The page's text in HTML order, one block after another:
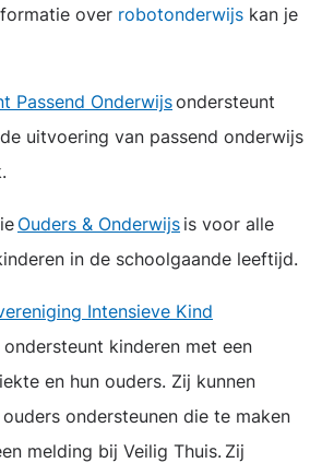
over robotonderwijs kan je
Passend Onderwijsondersteunt
uitvoering van passend onderwijs
Ouders & Onderwijs is voor alle
in de schoolgaande leeftijd.
Intensieve Kind
ondersteunt kinderen met een
en hun ouders. Zij kunnen
ondersteunen die te maken
melding bij Veilig Thuis. Zij